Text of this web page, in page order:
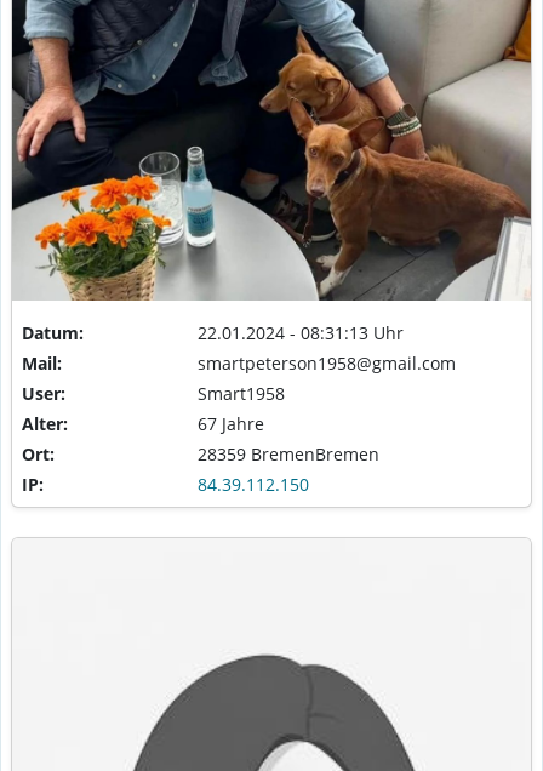
Datum:
22.01.2024 - 08:31:13 Uhr
Mail:
smartpeterson1958@gmail.com
User:
Smart1958
Alter:
67 Jahre
Ort:
28359 BremenBremen
IP:
84.39.112.150